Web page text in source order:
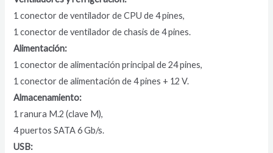
1 conector de ventilador de CPU de 4 pines,
1 conector de ventilador de chasis de 4 pines.
Alimentación:
1 conector de alimentación principal de 24 pines,
1 conector de alimentación de 4 pines + 12 V.
Almacenamiento:
1 ranura M.2 (clave M),
4 puertos SATA 6 Gb/s.
USB: